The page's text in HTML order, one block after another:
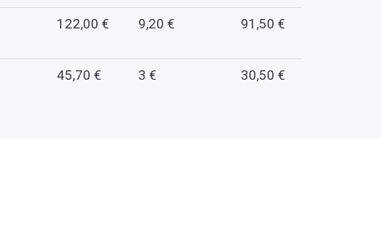
122,00 € 9,20 € 91,50 €
45,70 € 3 € 30,50 €